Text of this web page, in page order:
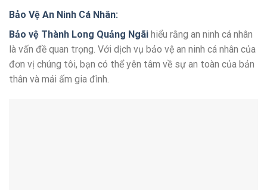
Bảo Vệ An Ninh Cá Nhân:
Bảo vệ Thành Long Quảng Ngãi hiểu rằng an ninh cá nhân
là vấn đề quan trọng. Với dịch vụ bảo vệ an ninh cá nhân của
đơn vị chúng tôi, bạn có thể yên tâm về sự an toàn của bản
thân và mái ấm gia đình.